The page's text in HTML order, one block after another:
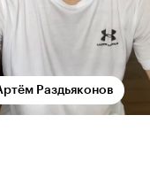
Раздьяконов